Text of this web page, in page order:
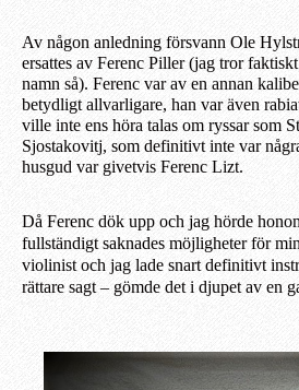
Av någon anledning försvann Ole
ersattes av Ferenc Piller (jag tror
namn så). Ferenc var av en annan
betydligt allvarligare, han var även
ville inte ens höra talas om ryssar som
Sjostakovitj, som definitivt inte var
husgud var givetvis Ferenc Lizt.
Då Ferenc dök upp och jag hörde
fullständigt saknades möjligheter för
violinistoch jag lade snart definitivt
rättare sagt – gömde det i djupet av en